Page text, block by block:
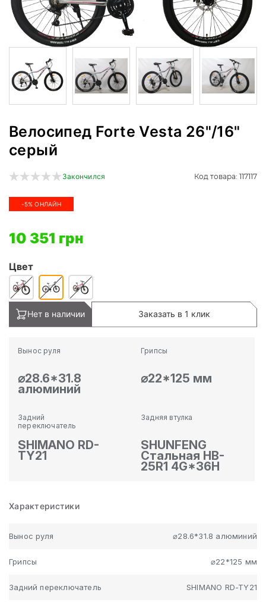
Велосипед Forte Vesta 26"/16"
серый
Закончился Код товара: 117117
-5% ОНЛАЙН
10 351 грн
Цвет
Нет в наличии Заказать в 1 клик
Вынос руля
⌀28.6*31.8
алюминий
Грипсы
⌀22*125 мм
Задний
переключатель
SHIMANO RD-
TY21
Задняя втулка
SHUNFENG
Стальная HB-
25R1 4G*36H
Характеристики
Вынос руля ⌀28.6*31.8 алюминий
Грипсы ⌀22*125 мм
Задний переключатель SHIMANO RD-TY21